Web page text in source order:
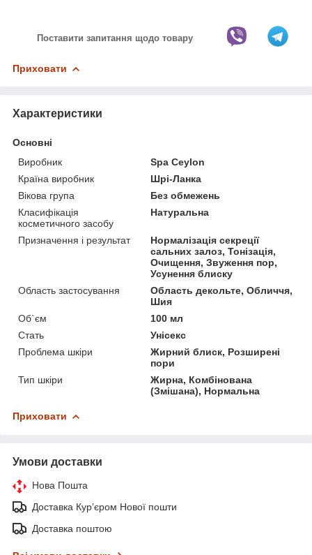
Поставити запитання щодо товару
Приховати
Характеристики
Основні
Виробник
Spa Ceylon
Країна виробник
Шрі-Ланка
Вікова група
Без обмежень
Класифікація
косметичного засобу
Натуральна
Призначення і результат
Нормалізація секреції
сальних залоз, Тонізація,
Очищення, Звуження пор,
Усунення блиску
Область застосування
Область декольте, Обличчя,
Шия
Об`єм
100 мл
Стать
Унісекс
Проблема шкіри
Жирний блиск, Розширені
пори
Тип шкіри
Жирна, Комбінована
(Змішана), Нормальна
Приховати
Умови доставки
Нова Пошта
Доставка Курʼєром Нової пошти
Доставка поштою